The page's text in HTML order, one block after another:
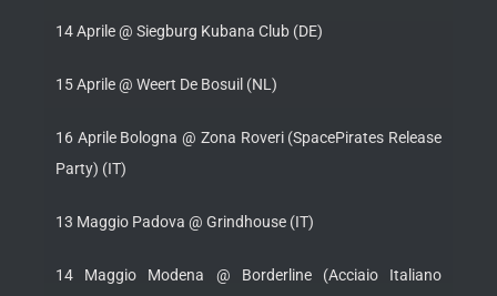
14 Aprile @ Siegburg Kubana Club (DE)
15 Aprile @ Weert De Bosuil (NL)
16 Aprile Bologna @ Zona Roveri (SpacePirates Release
Party) (IT)
13 Maggio Padova @ Grindhouse (IT)
14 Maggio Modena @ Borderline (Acciaio Italiano